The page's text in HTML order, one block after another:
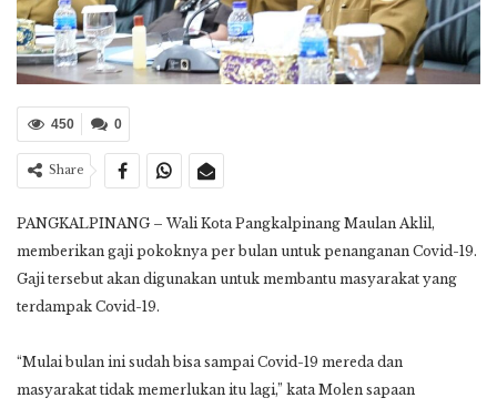
0
450
Share
PANGKALPINANG – Wali Kota Pangkalpinang Maulan Aklil,
memberikan gaji pokoknya per bulan untuk penanganan Covid-19.
Gaji tersebut akan digunakan untuk membantu masyarakat yang
terdampak Covid-19.
“Mulai bulan ini sudah bisa sampai Covid-19 mereda dan
masyarakat tidak memerlukan itu lagi,” kata Molen sapaan